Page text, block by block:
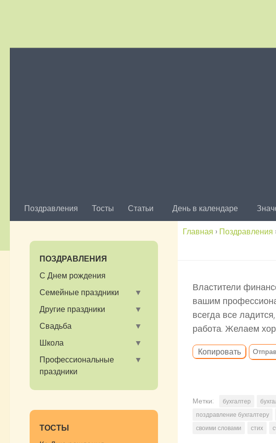
Поздравления Тосты Статьи День в календаре
Главная › Поздравления
Властители
вашим
всегда все
работа. Желаем
Копировать
Метки: бухгалтер
поздравление бухгалтеру
своими словами
стих
ПОЗДРАВЛЕНИЯ
С Днем рождения
Семейные праздники
Другие праздники
Свадьба
Школа
Профессиональные
праздники
ТОСТЫ